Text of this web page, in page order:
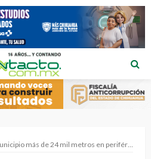
más de 24 mil metros en periférico Lombardo Toledano